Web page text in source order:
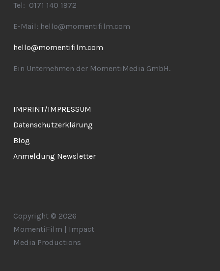
Tel: 0171 140 1972
E-Mail: hello@momentifilm.com
hello@momentifilm.com
Ein Unternehmen der MomentiMedia GmbH.
IMPRINT/IMPRESSUM
Datenschutzerklärung
Blog
Anmeldung Newsletter
Copyright © 2026
MomentiFilm | Impact
Media Productions